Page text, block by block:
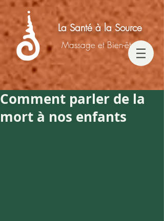
La Santé à la Source
Massage et Bien-être
Comment parler de la
mort à nos enfants